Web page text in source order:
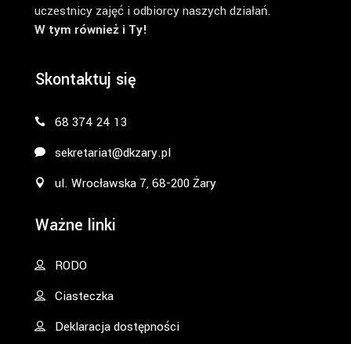
uczestnicy zajęć i odbiorcy naszych działań.
W tym również i Ty!
Skontaktuj się
68 374 24 13
sekretariat@dkzary.pl
ul. Wrocławska 7, 68-200 Żary
Ważne linki
RODO
Ciasteczka
Deklaracja dostępności